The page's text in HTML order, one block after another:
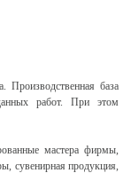
база
работ. При этом
мастера фирмы,
сувенирная продукция,